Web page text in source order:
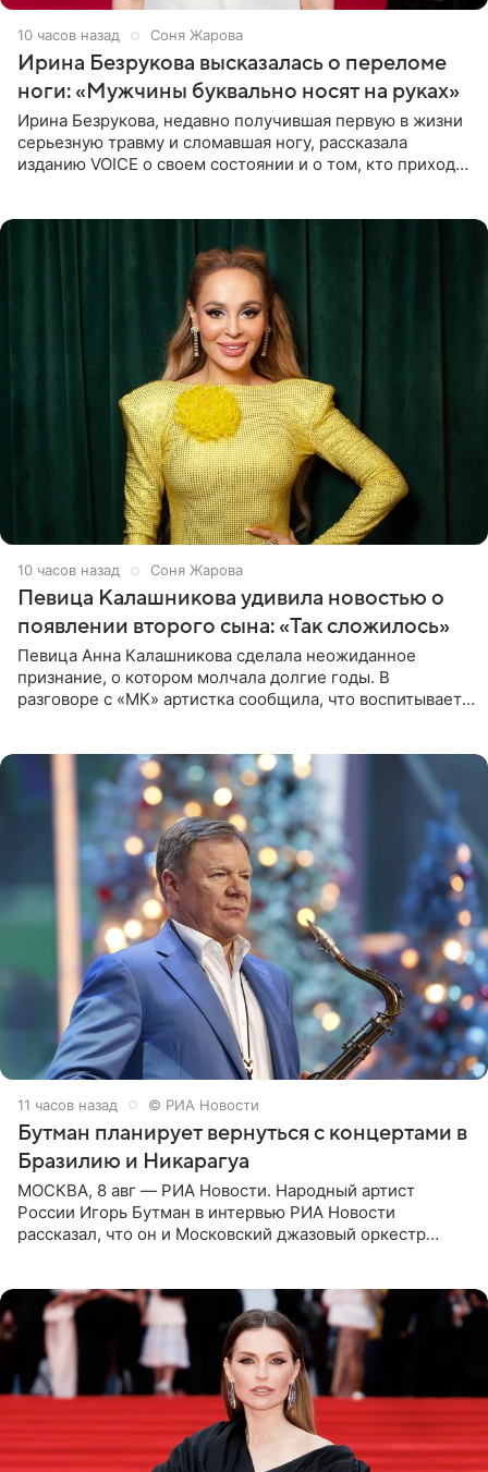
10 часов назад Соня Жарова
Ирина Безрукова высказалась о переломе
ноги: «Мужчины буквально носят на руках»
Ирина Безрукова, недавно получившая первую в жизни
серьезную травму и сломавшая ногу, рассказала
изданию VOICE о своем состоянии и о том, кто приходит
10 часов назад Соня Жарова
Певица Калашникова удивила новостью о
появлении второго сына: «Так сложилось»
Певица Анна Калашникова сделала неожиданное
признание, о котором молчала долгие годы. В
разговоре с «МК» артистка сообщила, что воспитывает
11 часов назад © РИА Новости
Бутман планирует вернуться с концертами в
Бразилию и Никарагуа
МОСКВА, 8 авг — РИА Новости. Народный артист
России Игорь Бутман в интервью РИА Новости
рассказал, что он и Московский джазовый оркестр